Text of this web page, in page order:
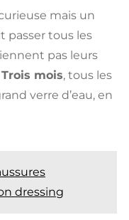
mais un
passer tous les
pas leurs
Trois mois, tous les
verre d’eau, en
dressing